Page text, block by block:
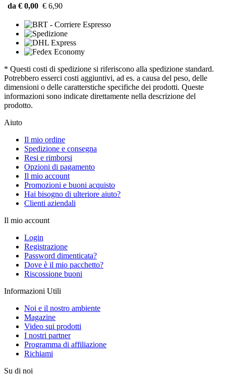
da € 0,00 € 6,90
* Questi costi di spedizione si riferiscono alla spedizione standard.
Potrebbero esserci costi aggiuntivi, ad es. a causa del peso, delle
dimensioni o delle caratterstiche specifiche dei prodotti. Queste
informazioni sono indicate direttamente nella descrizione del
prodotto.
Aiuto
Il mio ordine
Spedizione e consegna
Resi e rimborsi
Opzioni di pagamento
Il mio account
Promozioni e buoni acquisto
Hai bisogno di ulteriore aiuto?
Clienti aziendali
Il mio account
Login
Registrazione
Password dimenticata?
Dove è il mio pacchetto?
Riscossione buoni
Informazioni Utili
Noi e il nostro ambiente
Magazine
Video sui prodotti
I nostri partner
Programma di affiliazione
Richiami
Su di noi